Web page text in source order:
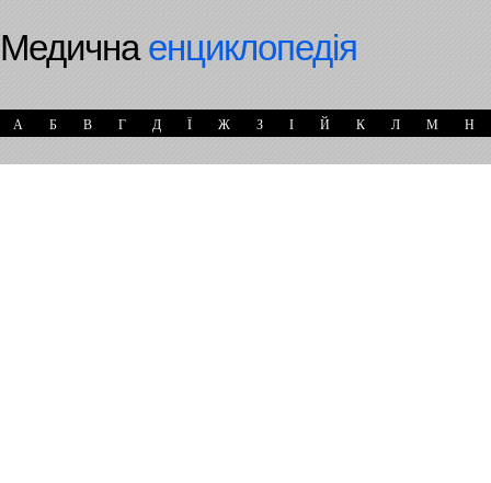
Медичнаенциклопедія
А Б В Г Д Ї Ж З І Й К Л М Н